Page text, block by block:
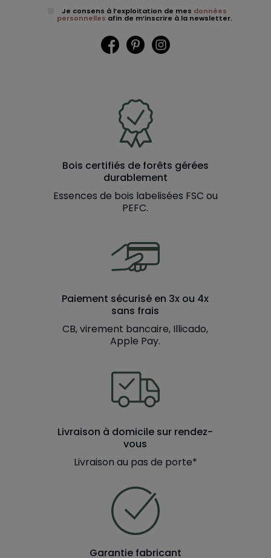
Je consens à l’exploitation de mes données
personnelles afin de m’inscrire à la newsletter.
FacebookPinterest
Bois certifiés de forêts gérées
durablement
Essences de bois labelisées FSC ou
PEFC.
Paiement sécurisé en 3x ou 4x
sans frais
CB, virement bancaire, Illicado,
Apple Pay.
Livraison à domicile sur rendez-
vous
Livraison au pas de porte*
Garantie fabricant